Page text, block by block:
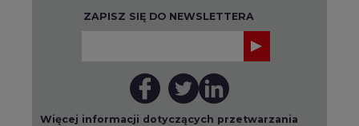
ZAPISZ SIĘ DO NEWSLETTERA
Więcej informacji dotyczących przetwarzania